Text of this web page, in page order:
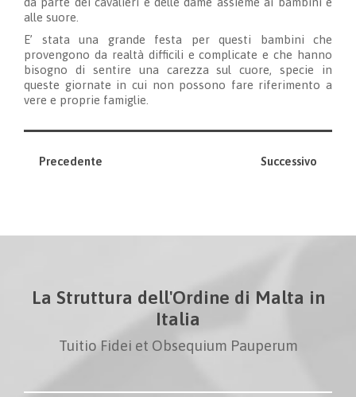
alle suore.
E’ stata una grande festa per questi bambini che
provengono da realtà difficili e complicate e che hanno
bisogno di sentire una carezza sul cuore, specie in
queste giornate in cui non possono fare riferimento a
vere e proprie famiglie.
Precedente Successivo
La Struttura dell'Ordine di Malta in
Italia
Tuitio Fidei et Obsequium Pauperum